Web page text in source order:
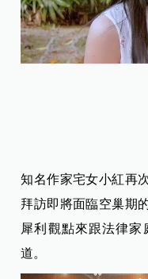
知名作家宅女小紅再
拜訪即將面臨空巢期
犀利觀點來跟法律家
道。